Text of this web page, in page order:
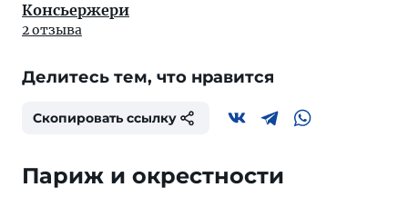
Консьержери
2 отзыва
Делитесь тем, что нравится
Скопировать ссылку
Париж и окрестности